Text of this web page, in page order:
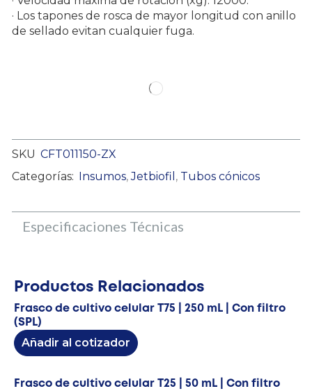
· Los tapones de rosca de mayor longitud con anillo
de sellado evitan cualquier fuga.
SKU CFT011150-ZX
Categorías: Insumos,Jetbiofil , Tubos cónicos
Especificaciones Técnicas
Productos Relacionados
Frasco de cultivo celular T75 | 250 mL | Con filtro
(SPL)
Añadir al cotizador
Frasco de cultivo celular T25 | 50 mL | Con filtro